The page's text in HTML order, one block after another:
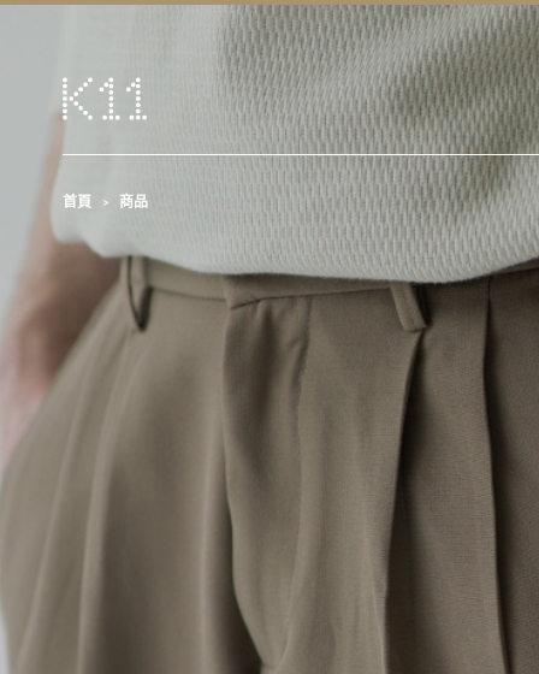
首頁 商品